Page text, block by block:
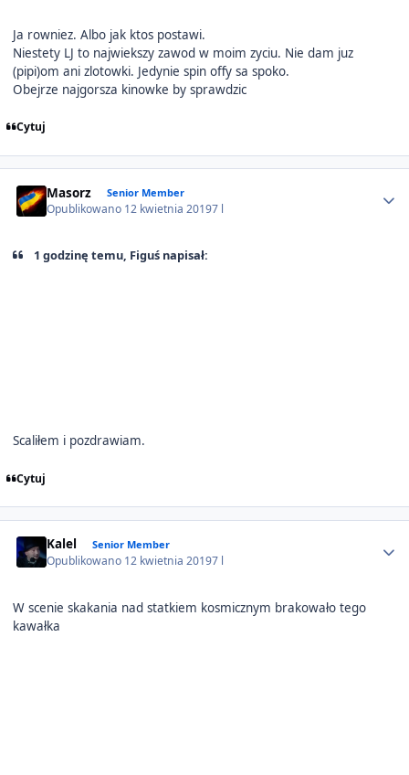
Ja rowniez. Albo jak ktos postawi.
Niestety LJ to najwiekszy zawod w moim zyciu. Nie dam juz
(pipi)om ani zlotowki. Jedynie spin offy sa spoko.
Obejrze najgorsza kinowke by sprawdzic
Cytuj
Masorz Senior Member
Opublikowano 12 kwietnia 20197 l
1 godzinę temu, Figuś napisał:
Scaliłem i pozdrawiam.
Cytuj
Kalel Senior Member
Opublikowano 12 kwietnia 20197 l
W scenie skakania nad statkiem kosmicznym brakowało tego
kawałka